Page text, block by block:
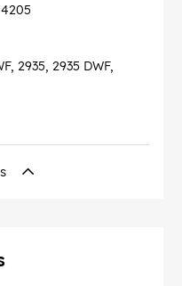
2935, 2935 DWF,